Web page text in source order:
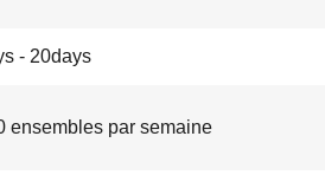
- 20days
ensembles par semaine